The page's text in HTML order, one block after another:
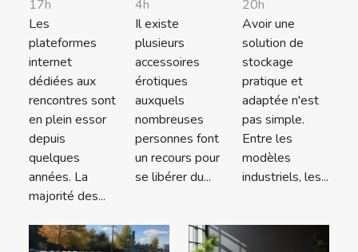
17h
Les
plateformes
internet
dédiées aux
rencontres sont
en plein essor
depuis
quelques
années. La
majorité des...
4h
Il existe
plusieurs
accessoires
érotiques
auxquels
nombreuses
personnes font
un recours pour
se libérer du...
20h
Avoir une
solution de
stockage
pratique et
adaptée n'est
pas simple.
Entre les
modèles
industriels, les...